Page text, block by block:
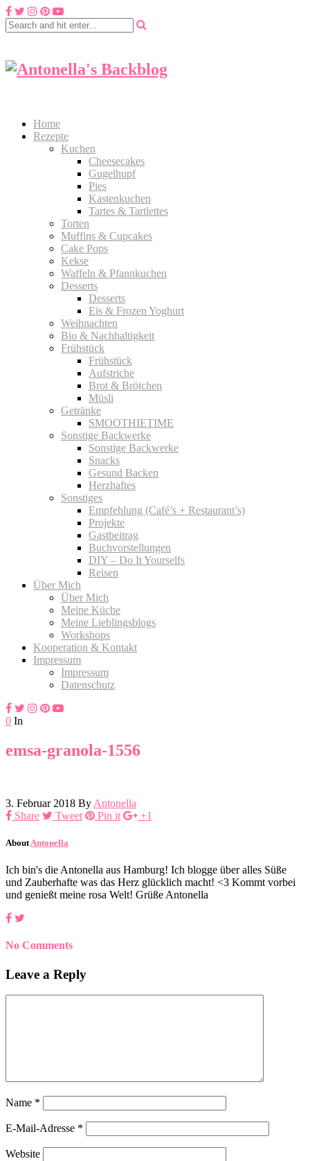
Home
Rezepte
Kuchen
Cheesecakes
Gugelhupf
Pies
Kastenkuchen
Tartes & Tartlettes
Torten
Muffins & Cupcakes
Cake Pops
Kekse
Waffeln & Pfannkuchen
Desserts
Desserts
Eis & Frozen Yoghurt
Weihnachten
Bio & Nachhaltigkeit
Frühstück
Frühstück
Aufstriche
Brot & Brötchen
Müsli
Getränke
SMOOTHIETIME
Sonstige Backwerke
Sonstige Backwerke
Snacks
Gesund Backen
Herzhaftes
Sonstiges
Empfehlung (Café’s + Restaurant’s)
Projekte
Gastbeitrag
Buchvorstellungen
DIY – Do It Yourselfs
Reisen
Über Mich
Über Mich
Meine Küche
Meine Lieblingsblogs
Workshops
Kooperation & Kontakt
Impressum
Impressum
Datenschutz
0 In
emsa-granola-1556
3. Februar 2018 By Antonella
Share
Tweet Pin it +1
About Antonella
Ich bin's die Antonella aus Hamburg! Ich blogge über alles Süße
und Zauberhafte was das Herz glücklich macht! <3 Kommt vorbei
und genießt meine rosa Welt! Grüße Antonella
No Comments
Leave a Reply
Name *
E-Mail-Adresse *
Website